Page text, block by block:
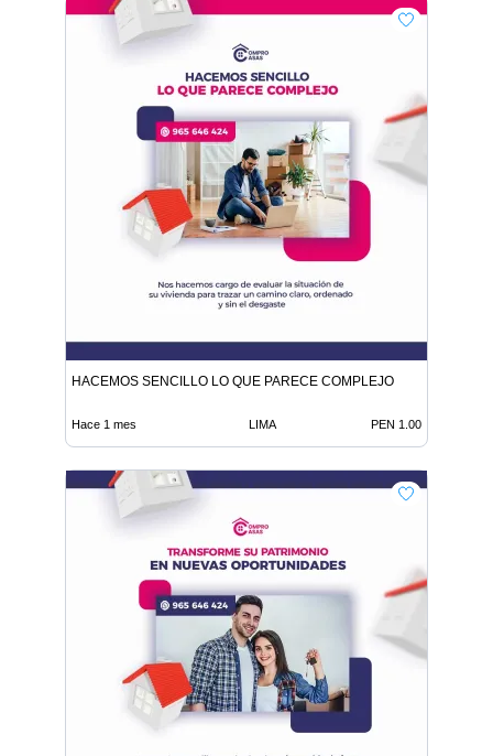
HACEMOS SENCILLO LO QUE PARECE COMPLEJO
Hace 1 mes LIMA PEN 1.00